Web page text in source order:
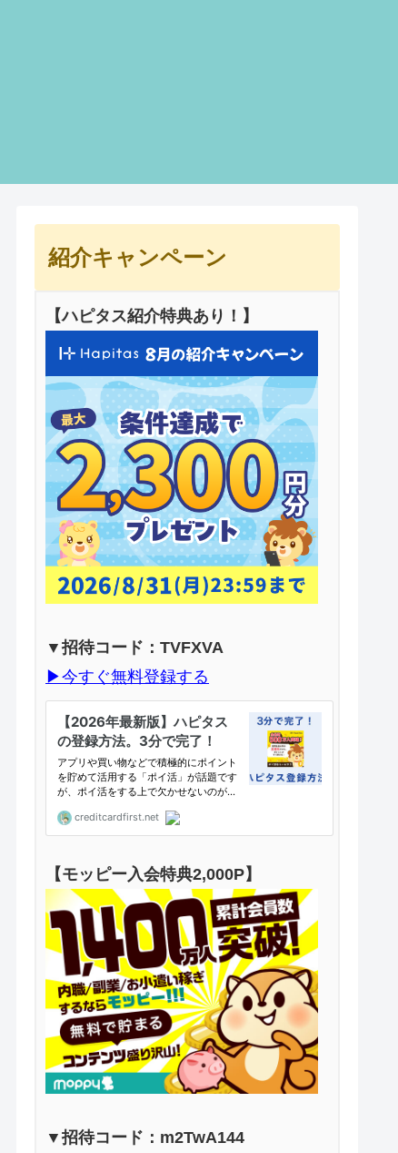
紹介キャンペーン
【ハピタス紹介特典あり！】
▼招待コード：TVFXVA
▶︎今すぐ無料登録する
【モッピー入会特典2,000P】
▼招待コード：m2TwA144